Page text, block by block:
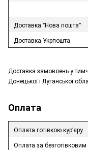
Доставка "Нова пошта"
Доставка Укрпошта
Доставка замовлень у
Донецької і Луганської
Оплата
Оплата готівкою кур'єру
Оплата за